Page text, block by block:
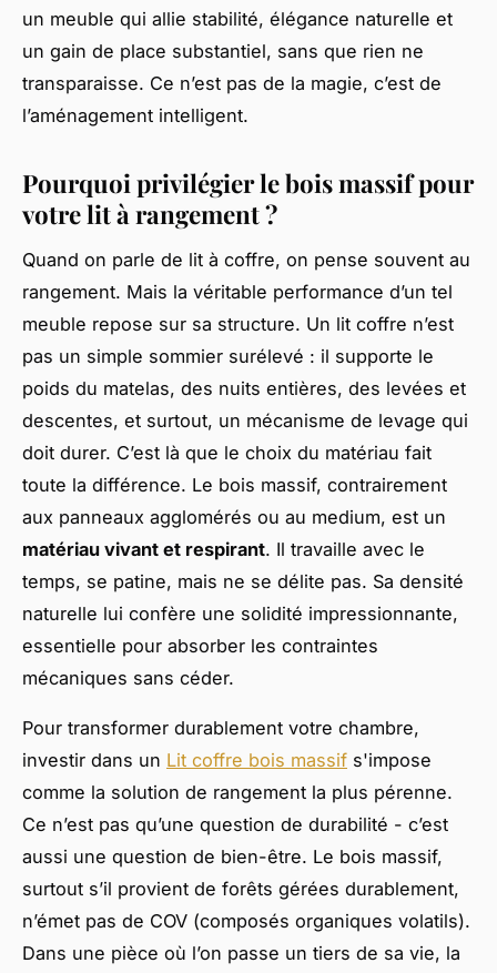
un meuble qui allie stabilité, élégance naturelle et
un gain de place substantiel, sans que rien ne
transparaisse. Ce n’est pas de la magie, c’est de
l’aménagement intelligent.
Pourquoi privilégier le bois massif pour
votre lit à rangement ?
Quand on parle de lit à coffre, on pense souvent au
rangement. Mais la véritable performance d’un tel
meuble repose sur sa structure. Un lit coffre n’est
pas un simple sommier surélevé : il supporte le
poids du matelas, des nuits entières, des levées et
descentes, et surtout, un mécanisme de levage qui
doit durer. C’est là que le choix du matériau fait
toute la différence. Le bois massif, contrairement
aux panneaux agglomérés ou au medium, est un
matériau vivant et respirant. Il travaille avec le
temps, se patine, mais ne se délite pas. Sa densité
naturelle lui confère une solidité impressionnante,
essentielle pour absorber les contraintes
mécaniques sans céder.
Pour transformer durablement votre chambre,
investir dans un Lit coffre bois massif s'impose
comme la solution de rangement la plus pérenne.
Ce n’est pas qu’une question de durabilité - c’est
aussi une question de bien-être. Le bois massif,
surtout s’il provient de forêts gérées durablement,
n’émet pas de COV (composés organiques volatils).
Dans une pièce où l’on passe un tiers de sa vie, la